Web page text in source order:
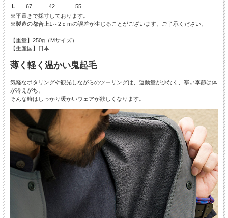
L
67 42
55
※平置きで採寸しております。
※製造の都合上1～2ｃｍの誤差が生じることがございます。ご了承ください。
【重量】250g（Mサイズ）
【生産国】日本
薄く軽く温かい鬼起毛
気軽なポタリングや観光しながらのツーリングは、運動量が少なく、寒い季節は体
が冷えがち。
そんな時はしっかり暖かいウェアが欲しくなります。